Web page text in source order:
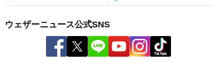
ウェザーニュース公式SNS